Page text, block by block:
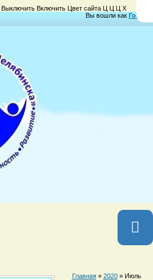
Выключить Включить Цвет сайта Ц Ц Ц Х
Вы вошли как Гость
Главная» 2020 » Июль